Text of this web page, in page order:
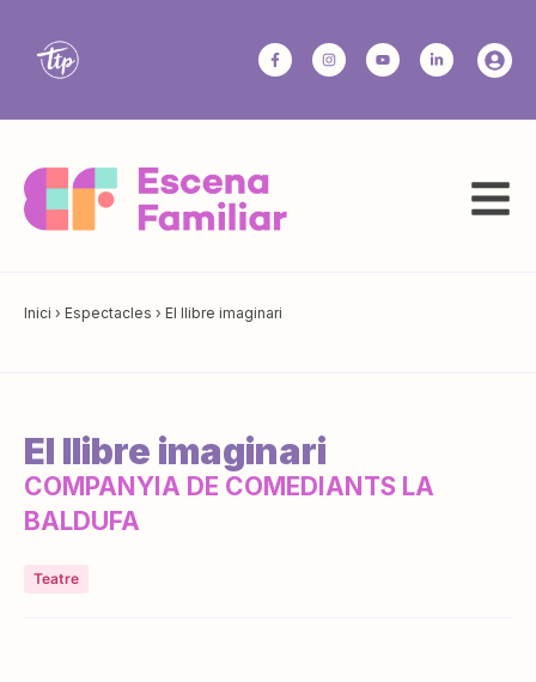
Inici › Espectacles › El llibre imaginari
El llibre imaginari
COMPANYIA DE COMEDIANTS LA
BALDUFA
Teatre